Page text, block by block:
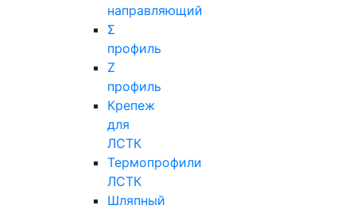
направляющий
Σ
профиль
Z
профиль
Крепеж
для
ЛСТК
Термопрофили
ЛСТК
Шляпный